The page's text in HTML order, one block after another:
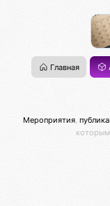
Главная
Мероприятия